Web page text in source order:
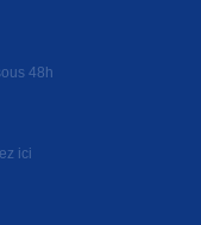
48h
ici